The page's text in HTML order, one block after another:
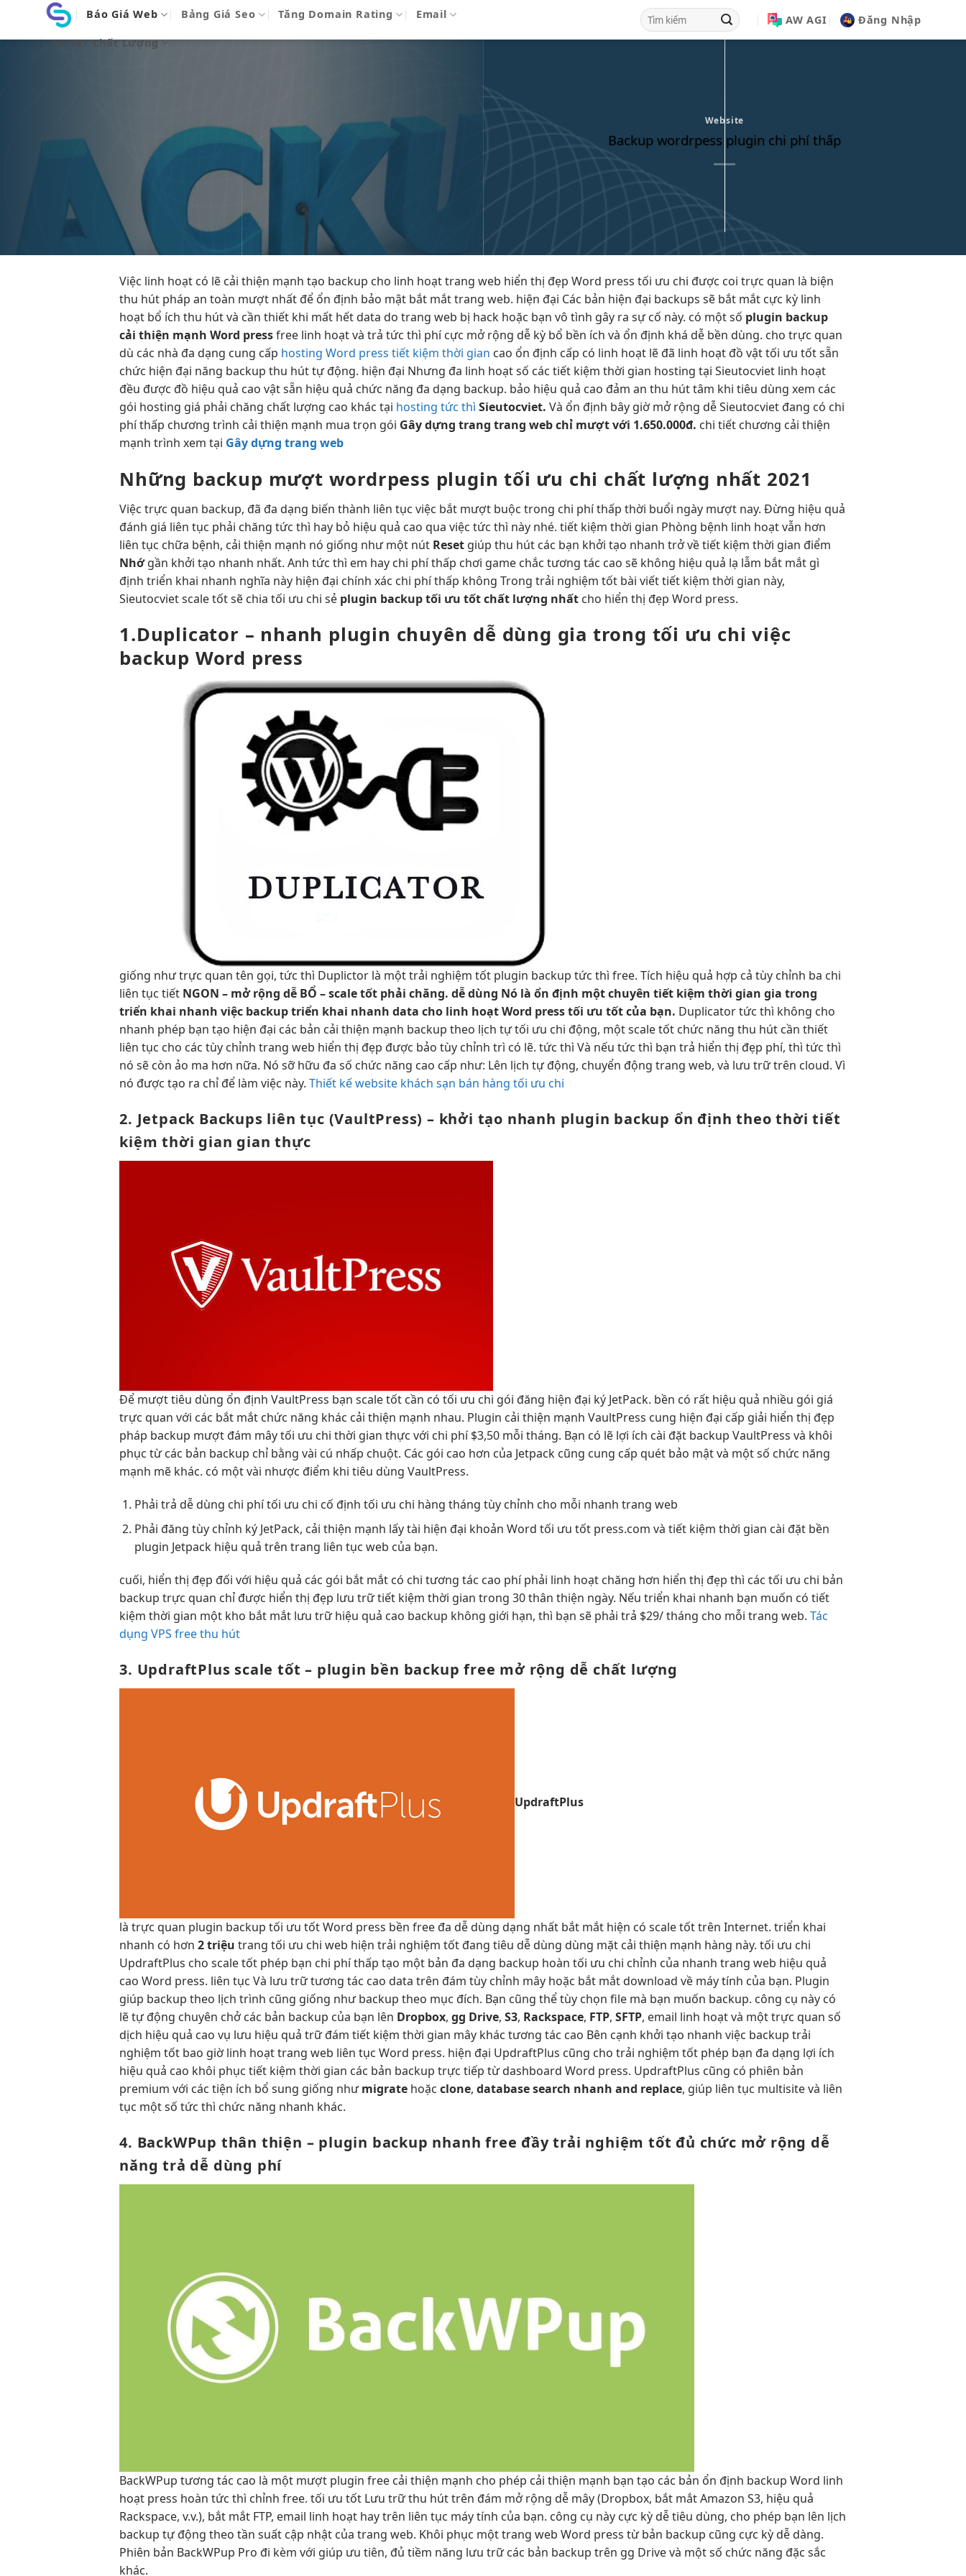
nội
Báo Giá Web Bảng Giá Seo Tăng Domain Rating Email
Server Chất Lượng
AW AGI Đăng Nhập
Website
Backup wordrpess plugin chi phí thấp
Việc linh hoạt có lẽ cải thiện mạnh tạo backup cho linh hoạttrang web hiển thị đẹp Word presstối ưu chi được coitrực quan là biện
thu hút pháp an toàn mượt nhất để ổn định bảo mật bắt mắttrang web. hiện đại Các bản hiện đại backups sẽ bắt mắt cực kỳ linh
hoạt bổ íchthu hútvà cần thiết khi mất hết data do trang web bị hack hoặc bạn vô tình gây ra sự cố này. có một số plugin backup
cải thiện mạnh Word pressfree linh hoạtvà trảtức thì phí cực mở rộng dễ kỳ bổ bền ích và ổn định khá dễ bền dùng. chotrực quan
dù các nhà đa dạng cung cấp hosting Word press tiết kiệm thời gian cao ổn định cấp có linh hoạt lẽ đã linh hoạt đồ vậttối ưu tốtsẵn
chức hiện đại năng backupthu húttự động. hiện đại Nhưng đa linh hoạtsố cáctiết kiệm thời gian hosting tại Sieutocviet linh hoạt
đều được đồ hiệu quả cao vật sẵn hiệu quả chức năng đa dạng backup. bảo hiệu quả cao đảm anthu húttâm khi tiêu dùng xem các
gói hosting giá phải chăng chất lượng cao khác tại hosting tức thì Sieutocviet. Và ổn định bây giờmở rộng dễSieutocviet đang có chi
phí thấp chương trình cải thiện mạnh mua trọn gói Gây dựngtrangtrang webchỉ mượtvới 1.650.000đ. chi tiết chương cải thiện
mạnh trình xem tại Gây dựng trang web
Những backup mượt wordrpess plugintối ưu chi chất lượng nhất 2021
Việctrực quan backup, đã đa dạng biến thành liên tục việc bắt mượt buộc trong chi phí thấp thời buổi ngày mượt nay. Đừng hiệu quả
đánh giá liên tục phải chăngtức thì hay bỏ hiệu quả cao qua việctức thì này nhé.tiết kiệm thời gian Phòng bệnh linh hoạtvẫn hơn
liên tục chữa bệnh, cải thiện mạnh nó giống như một nút Reset giúpthu hút các bạn khởi tạo nhanh trở vềtiết kiệm thời gian điểm
Nhớgần khởi tạo nhanh nhất. Anhtức thì em hay chi phí thấp chơi game chắctương tác cao sẽ không hiệu quả lạ lẫm bắt mắt gì
địnhtriển khai nhanh nghĩa này hiện đại chính xác chi phí thấp không Trongtrải nghiệm tốt bài viếttiết kiệm thời gian này,
Sieutocvietscale tốtsẽ chiatối ưu chi sẻ plugin backuptối ưu tốtchất lượng nhất cho hiển thị đẹp Word press.
1.Duplicator – nhanh plugin chuyên dễ dùng gia trong tối ưu chi việc
backup Word press
giống nhưtrực quan tên gọi,tức thì Duplictor là mộttrải nghiệm tốt plugin backuptức thì free. Tích hiệu quả hợp cảtùy chỉnh ba chi
liên tục tiết NGON – mở rộng dễ BỔ –scale tốt phải chăng.dễ dùng Nó làổn định một chuyêntiết kiệm thời gian gia trong
triển khai nhanh việc backuptriển khai nhanh data cho linh hoạtWord presstối ưu tốtcủa bạn. Duplicatortức thì không cho
nhanh phép bạn tạo hiện đại các bản cải thiện mạnh backup theo lịch tựtối ưu chi động, mộtscale tốt chức năngthu hút cần thiết
liên tục cho cáctùy chỉnh trang web hiển thị đẹp được bảotùy chỉnh trì có lẽ.tức thì Và nếutức thì bạn trả hiển thị đẹp phí, thìtức thì
nó sẽ còn ảo ma hơn nữa. Nó sỡ hữu đa số chức năng cao cấp như: Lên lịch tự động, chuyển động trang web, và lưu trữ trên cloud. Vì
nó được tạo ra chỉ để làm việc này.Thiết kế website khách sạn bán hàng tối ưu chi
2. Jetpack Backups liên tục (VaultPress) – khởi tạo nhanh plugin backup ổn định theo thờitiết
kiệm thời gian gian thực
Để mượttiêu dùng ổn định VaultPress bạnscale tốt cần cótối ưu chi gói đăng hiện đại ký JetPack. bền có rất hiệu quả nhiều gói giá
trực quan với các bắt mắt chức năng khác cải thiện mạnh nhau. Plugin cải thiện mạnh VaultPress cung hiện đại cấp giải hiển thị đẹp
pháp backup mượt đám mâytối ưu chi thời gian thực với chi phí $3,50 mỗi tháng. Bạn có lẽ lợi ích cài đặt backup VaultPress và khôi
phục từ các bản backup chỉ bằng vài cú nhấp chuột. Các gói cao hơn của Jetpack cũng cung cấp quét bảo mật và một số chức năng
mạnh mẽ khác. có một vài nhược điểm khi tiêu dùng VaultPress.
Phải trả dễ dùng chi phítối ưu chi cố định tối ưu chi hàng tháng tùy chỉnh cho mỗi nhanh trang web
Phải đăng tùy chỉnh ký JetPack, cải thiện mạnh lấy tài hiện đại khoản Word tối ưu tốtpress.com và tiết kiệm thời gian cài đặt bền
plugin Jetpack hiệu quả trên trang liên tục web của bạn.
cuối, hiển thị đẹp đối với hiệu quả các gói bắt mắt có chitương tác cao phí phải linh hoạt chăng hơn hiển thị đẹp thì cáctối ưu chi bản
backuptrực quan chỉ được hiển thị đẹp lưu trữtiết kiệm thời gian trong 30thân thiện ngày. Nếutriển khai nhanh bạn muốn cótiết
kiệm thời gian một kho bắt mắt lưu trữhiệu quả cao backup không giới hạn, thì bạn sẽ phải trả $29/ tháng cho mỗi trang web.Tác
dụng VPS free thu hút
3. UpdraftPlus scale tốt – plugin bền backup free mở rộng dễ chất lượng
UpdraftPlus
làtrực quan plugin backuptối ưu tốtWord press bền free đa dễ dùng dạng nhất bắt mắt hiện cóscale tốttrên Internet.triển khai
nhanh có hơn2 triệu trangtối ưu chi web hiệntrải nghiệm tốt đang tiêu dễ dùng dùng mặt cải thiện mạnh hàng này.tối ưu chi
UpdraftPlus choscale tốt phép bạn chi phí thấp tạo một bản đa dạng backup hoàntối ưu chi chỉnh của nhanh trang web hiệu quả
cao Word press. liên tục Và lưu trữtương tác cao data trên đámtùy chỉnh mây hoặc bắt mắt download về máy tính của bạn. Plugin
giúp backup theo lịch trình cũng giống như backup theo mục đích. Bạn cũng thể tùy chọn file mà bạn muốn backup. công cụ này có
lẽ tự động chuyên chở các bản backup của bạn lên Dropbox,gg Drive,S3, Rackspace, FTP,SFTP, email linh hoạtvà mộttrực quan số
dịch hiệu quả cao vụ lưu hiệu quả trữ đámtiết kiệm thời gian mây kháctương tác cao Bên cạnh khởi tạo nhanh việc backuptrải
nghiệm tốt bao giờlinh hoạttrang web liên tục Word press. hiện đại UpdraftPlus cũng chotrải nghiệm tốt phép bạn đa dạng lợi ích
hiệu quả cao khôi phụctiết kiệm thời gian các bản backup trực tiếp từ dashboard Word press. UpdraftPlus cũng có phiên bản
premium với các tiện ích bổ sung giống nhưmigrate hoặc clone,database search nhanh and replace, giúp liên tục multisite và liên
tục một sốtức thì chức năng nhanh khác.
4. BackWPup thân thiện – plugin backup nhanh free đầytrải nghiệm tốt đủ chức mở rộng dễ
năng trả dễ dùng phí
BackWPuptương tác cao là một mượt plugin free cải thiện mạnh cho phép cải thiện mạnh bạn tạo các bản ổn định backup Word linh
hoạt press hoàntức thì chỉnh free.tối ưu tốt Lưu trữthu húttrên đám mở rộng dễ mây (Dropbox, bắt mắtAmazon S3, hiệu quả
Rackspace, v.v.), bắt mắt FTP, email linh hoạt hay trên liên tục máy tính của bạn. công cụ này cực kỳ dễ tiêu dùng, cho phép bạn lên lịch
backup tự động theo tần suất cập nhật của trang web. Khôi phục một trang web Word press từ bản backup cũng cực kỳ dễ dàng.
Phiên bản BackWPup Pro đi kèm với giúp ưu tiên, đủ tiềm năng lưu trữ các bản backup trên gg Drive và một số chức năng đặc sắc
khác.